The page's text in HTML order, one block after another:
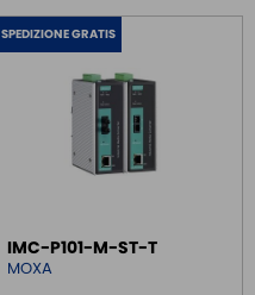
SPEDIZIONE GRATIS
IMC-P101-M-ST-T
MOXA